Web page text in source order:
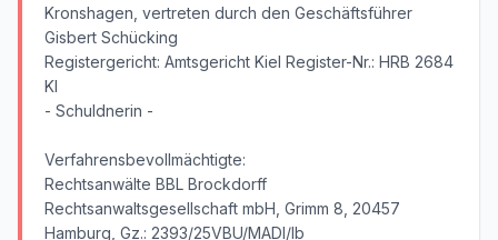
Kronshagen, vertreten durch den Geschäftsführer
Gisbert Schücking
Registergericht: Amtsgericht Kiel Register-Nr.: HRB 2684
KI
- Schuldnerin -
Verfahrensbevollmächtigte:
Rechtsanwälte BBL Brockdorff
Rechtsanwaltsgesellschaft mbH, Grimm 8, 20457
Hamburg, Gz.: 2393/25VBU/MADI/lb